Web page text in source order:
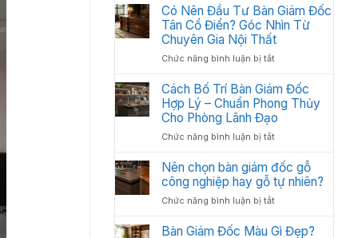
Tối
Ưu
Năm
2026
Bị
Trầy
Xước
Quả
Vệ
Sinh
Và
Bảo
Quản
Giám
Đốc
Luôn
Đẹp
Có Nên Đầu Tư Bàn Giám Đốc
Tân Cổ Điển? Góc Nhìn Từ
Chuyên Gia Nội Thất
Chức năng bình luận bị tắtở
Nên
Đầu
Tư
Bàn
Giám
Tân
Cổ
Góc
Từ
Cách Bố Trí Bàn Giám Đốc
Hợp Lý – Chuẩn Phong Thủy
Cho Phòng Lãnh Đạo
Chức năng bình luận bị tắtở
Bố
Trí
Bàn
Giám
Hợp
Nên chọn bàn giám đốc gỗ
công nghiệp hay gỗ tự nhiên?
Chức năng bình luận bị tắtở
chọn
Bàn Giám Đốc Màu Gì Đẹp?